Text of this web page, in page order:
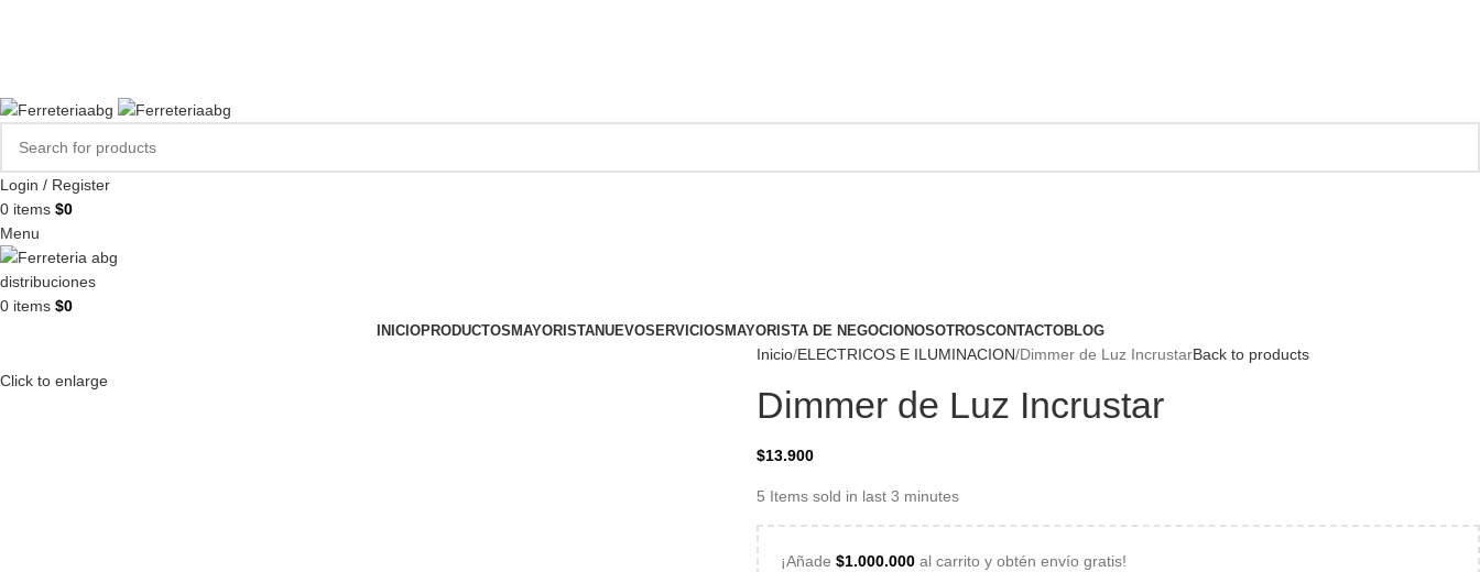
Login / Register
0 items $0
Menu
0 items $0
INICIOPRODUCTOS MAYORISTANUEVOSERVICIOS MAYORISTA DE NEGOCIONOSOTROSCONTACTOBLOG
Click to enlarge
Inicio ELECTRICOS E ILUMINACION Dimmer de Luz IncrustarBack to products
Dimmer de Luz Incrustar
$13.900
5 Items sold in last 3 minutes
¡Añade $1.000.000 al carrito y obtén envío gratis!